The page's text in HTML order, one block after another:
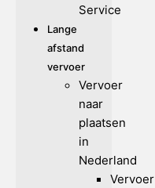
Service
Lange
afstand
vervoer
Vervoer
naar
plaatsen
in
Nederland
Vervoer